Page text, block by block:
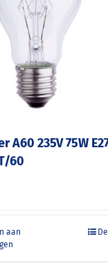
A60 235V 75W
60
aan